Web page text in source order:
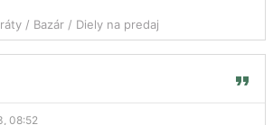
/ Bazár / Diely na predaj
08:52